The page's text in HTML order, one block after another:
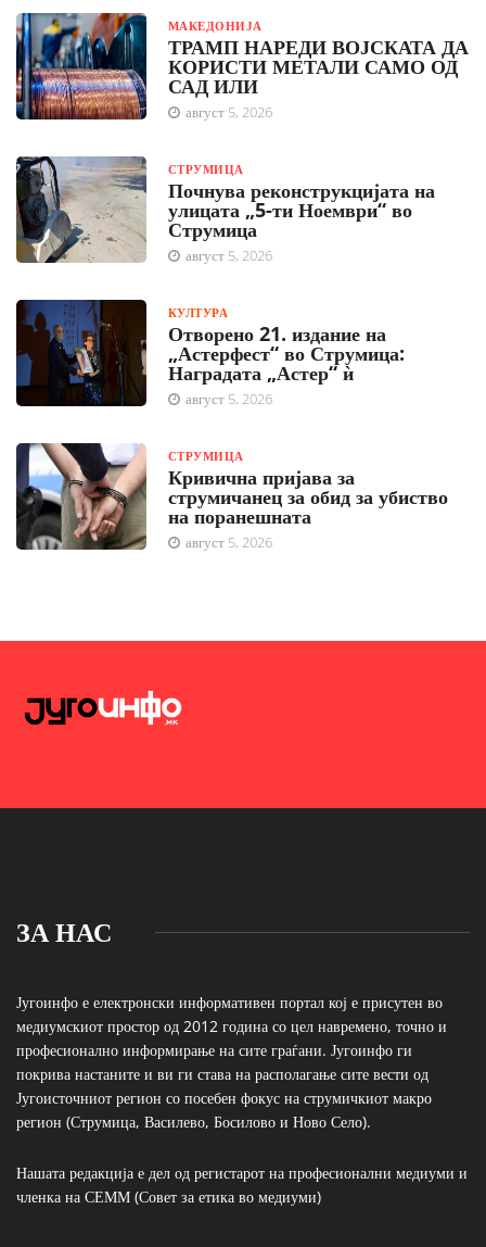
МАКЕДОНИЈА
ТРАМП НАРЕДИ ВОЈСКАТА ДА
КОРИСТИ МЕТАЛИ САМО ОД
САД ИЛИ
август 5, 2026
СТРУМИЦА
Почнува реконструкцијата на
улицата „5-ти Ноември“ во
Струмица
август 5, 2026
КУЛТУРА
Отворено 21. издание на
„Астерфест“ во Струмица:
Наградата „Астер“ ѝ
август 5, 2026
СТРУМИЦА
Кривична пријава за
струмичанец за обид за убиство
на поранешната
август 5, 2026
ЗА НАС
Југоинфо е електронски информативен портал кој е присутен во
медиумскиот простор од 2012 година со цел навремено, точно и
професионално информирање на сите граѓани. Југоинфо ги
покрива настаните и ви ги става на располагање сите вести од
Југоисточниот регион со посебен фокус на струмичкиот макро
регион (Струмица, Василево, Босилово и Ново Село).
Нашата редакција е дел од регистарот на професионални медиуми и
членка на СЕММ (Совет за етика во медиуми)